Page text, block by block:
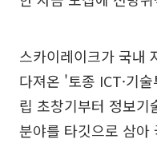
스카이레이크가 국내
다져온 '토종 ICT·기
립 초창기부터 정보기
분야를 타깃으로 삼아